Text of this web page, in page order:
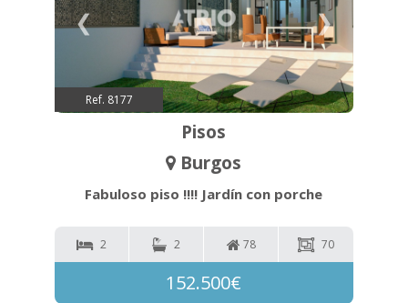
❮ ❯
Ref. 8177
Pisos
Burgos
Fabuloso piso !!!! Jardín con porche
2 2 78 70
152.500€